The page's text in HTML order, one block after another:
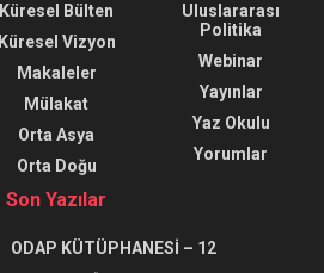
Küresel Bülten
Küresel Vizyon
Makaleler
Mülakat
Orta Asya
Orta Doğu
Uluslararası
Politika
Webinar
Yayınlar
Yaz Okulu
Yorumlar
Son Yazılar
ODAP KÜTÜPHANESİ – 12